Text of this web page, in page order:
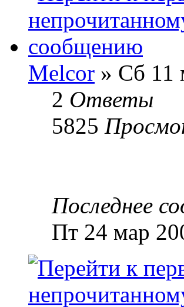
Melcor » Сб 11
2 Ответы
5825
Последнее
Пт 24 мар